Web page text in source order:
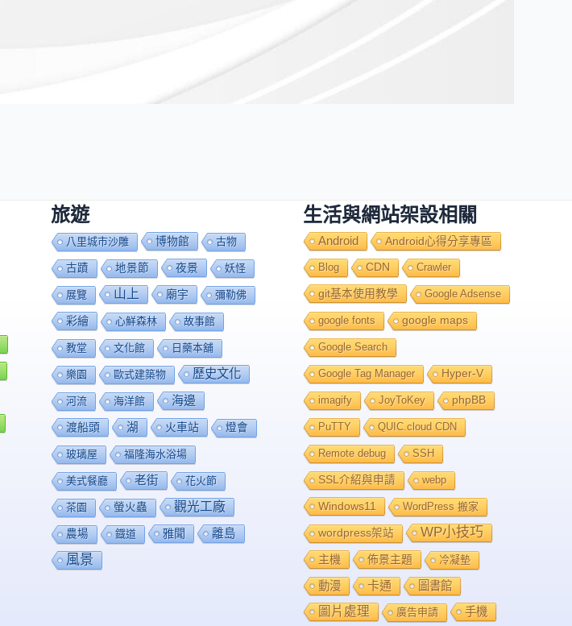
旅遊
八里城市沙雕 博物館 古物
古蹟 地景節 夜景 妖怪
展覽 山上 廟宇 彌勒佛
彩繪 心鮮森林 故事館
教堂 文化館 日藥本舖
樂園 歐式建築物 歷史文化
河流 海洋館 海邊
渡船頭 湖 火車站 燈會
玻璃屋 福隆海水浴場
美式餐廳 老街 花火節
茶園 螢火蟲 觀光工廠
農場 鐡道 雅聞 離島
風景
生活與網站架設相關
Android Android心得分享專區
Blog CDN Crawler
git基本使用教學 Google Adsense
google fonts google maps
Google Search
Google Tag Manager Hyper-V
imagify JoyToKey phpBB
PuTTY QUIC.cloud CDN
Remote debug SSH
SSL介紹與申請 webp
Windows11 WordPress 搬家
wordpress架站 WP小技巧
主機 佈景主題 冷凝墊
動漫 卡通 圖書館
圖片處理 廣告申請 手機